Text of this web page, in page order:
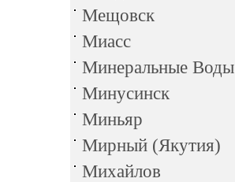
Мещовск
Миасс
Минеральные Воды
Минусинск
Миньяр
Мирный (Якутия)
Михайлов